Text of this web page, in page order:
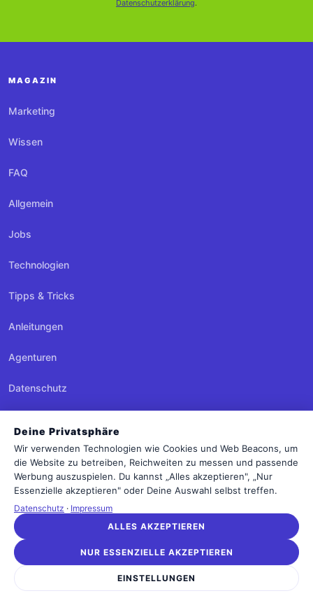
Datenschutzerklärung.
MAGAZIN
Marketing
Wissen
FAQ
Allgemein
Jobs
Technologien
Tipps & Tricks
Anleitungen
Agenturen
Datenschutz
MITMACHEN
Newsletter
Kontakt
LEGAL
Impressum
Deine Privatsphäre
Wir verwenden Technologien wie Cookies und Web Beacons, um
die Website zu betreiben, Reichweiten zu messen und passende
Werbung auszuspielen. Du kannst „Alles akzeptieren", „Nur
Essenzielle akzeptieren" oder Deine Auswahl selbst treffen.
Datenschutz · Impressum
EINSTELLUNGEN
NUR ESSENZIELLE AKZEPTIEREN
ALLES AKZEPTIEREN